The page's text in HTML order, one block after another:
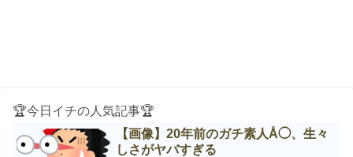
🏆今日イチの人気記事🏆
【画像】20年前のガチ素人Å◯、生々
しさがヤバすぎる